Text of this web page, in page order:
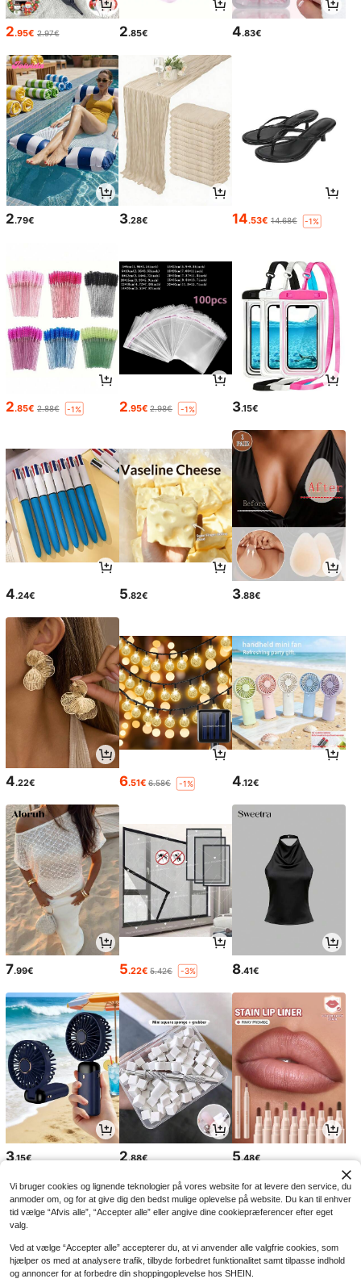
2.95€ 2.97€ 2.85€ 4.83€
2.79€ 3.28€ 14.53€ 14.68€ -1%
2.85€ 2.88€ -1% 2.95€ 2.98€ -1% 3.15€
4.24€ 5.82€ 3.88€
4.22€ 6.51€ 6.58€ -1% 4.12€
7.99€ 5.22€ 5.42€ -3% 8.41€
3.15€ 2.88€ 5.48€
Vi bruger cookies og lignende teknologier på vores website for at levere den service, du
anmoder om, og for at give dig den bedst mulige oplevelse på website. Du kan til enhver
tid vælge “Afvis alle”, “Accepter alle” eller angive dine cookiepræferencer efter eget
valg.
Ved at vælge “Accepter alle” accepterer du, at vi anvender alle valgfrie cookies, som
hjælper os med at analysere trafik, tilbyde forbedret funktionalitet samt tilpasse indhold
og annoncer for at forbedre din shoppingoplevelse hos SHEIN.